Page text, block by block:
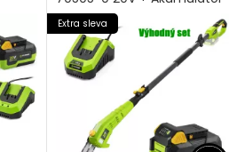
4Ah + Nabíječka
Extra sleva